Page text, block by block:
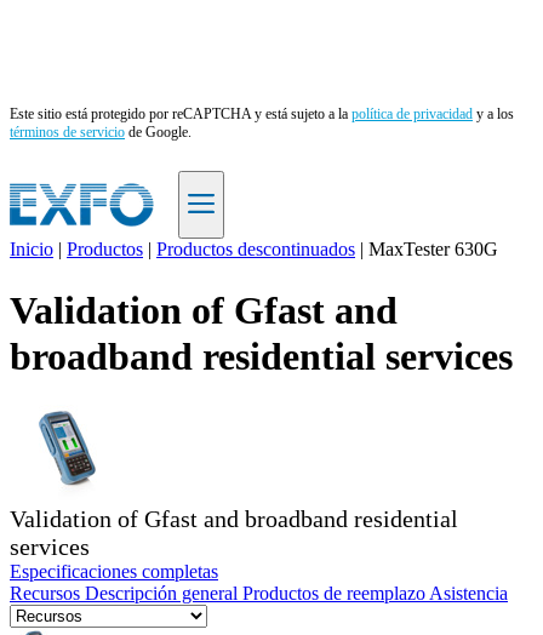
Este sitio está protegido por reCAPTCHA y está sujeto a la política de privacidad y a los
términos de servicio de Google.
Productos
Soluciones
Asistencia
Cómo
comprar
Recursos
Contacto
Registrarse
sesión
Empresa
Inicio | Productos | Productos descontinuados | MaxTester 630G
Validation of Gfast and
broadband residential services
Validation of Gfast and broadband residential
services
Especificaciones completas
Recursos Descripción general Productos de reemplazo Asistencia